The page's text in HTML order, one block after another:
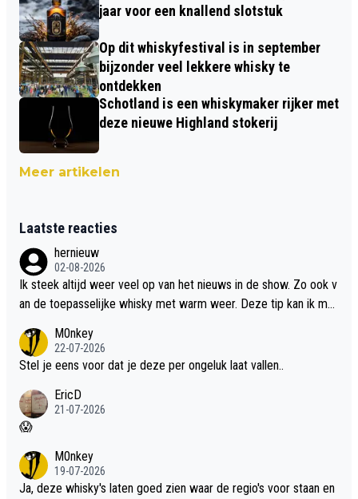
jaar voor een knallend slotstuk
Op dit whiskyfestival is in september
bijzonder veel lekkere whisky te
ontdekken
Schotland is een whiskymaker rijker met
deze nieuwe Highland stokerij
Meer artikelen
Laatste reacties
hernieuw
02-08-2026
Ik steek altijd weer veel op van het nieuws in de show. Zo ook v
an de toepasselijke whisky met warm weer. Deze tip kan ik met
M0nkey
22-07-2026
Stel je eens voor dat je deze per ongeluk laat vallen..
EricD
21-07-2026
😱
M0nkey
19-07-2026
Ja, deze whisky's laten goed zien waar de regio's voor staan en